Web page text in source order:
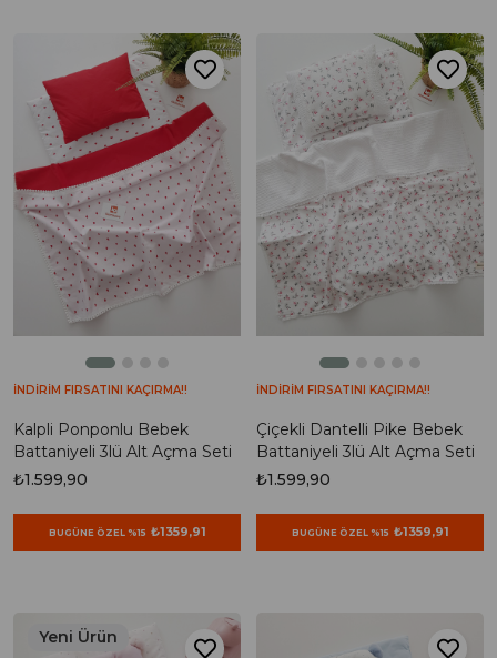
Kalpli Ponponlu Bebek
Battaniyeli 3lü Alt Açma Seti
₺1.599,90
BUGÜNE ÖZEL %15 ₺1359,91
İNDİRİM FIRSATINI KAÇIRMA!!
Çiçekli Dantelli Pike Bebek
Battaniyeli 3lü Alt Açma Seti
₺1.599,90
BUGÜNE ÖZEL %15 ₺1359,91
İNDİRİM FIRSATINI KAÇIRMA!!
Yeni Ürün